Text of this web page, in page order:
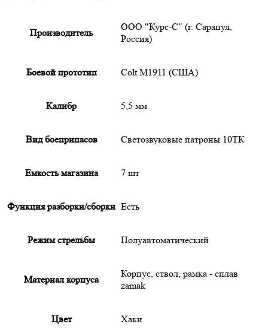
Производитель
ООО "Курс-С" (г. Сарапул,
Россия)
Боевой прототип Colt M1911 (США)
Калибр 5,5 мм
Вид боеприпасов Светозвуковые патроны 10ТК
Емкость магазина 7 шт
Функция разборки/сборки Есть
Режим стрельбы Полуавтоматический
Материал корпуса
Корпус, ствол, рамка - сплав
zamak
Цвет Хаки